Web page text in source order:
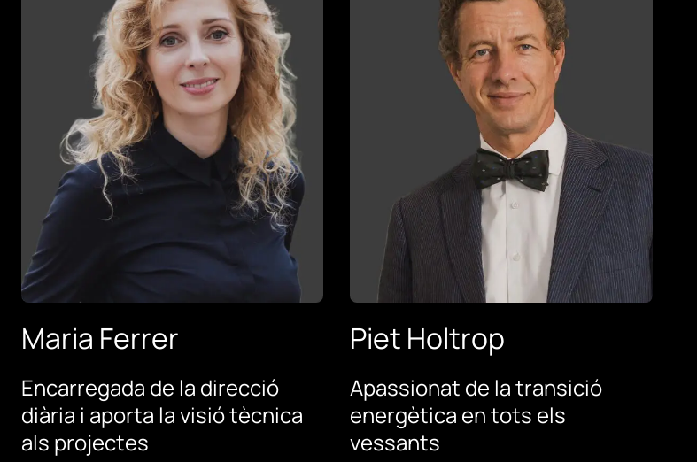
Maria Ferrer
Encarregada de la direcció
diària i aporta la visió tècnica
als projectes
Piet Holtrop
Apassionat de la transició
energètica en tots els
vessants